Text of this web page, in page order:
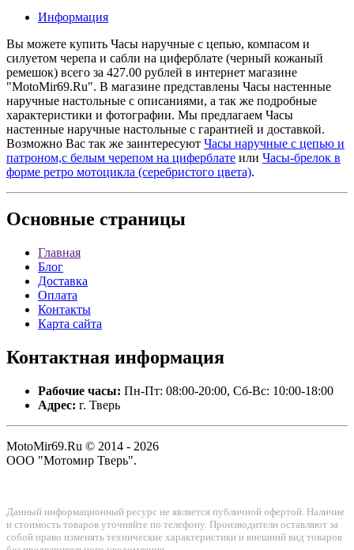
Информация
Вы можете купить Часы наручные с цепью, компасом и
силуетом черепа и сабли на циферблате (черный кожаный
ремешок) всего за 427.00 рублей в интернет магазине
"MotoMir69.Ru". В магазине представлены Часы настенные
наручные настольные с описаниями, а так же подробные
характеристики и фотографии. Мы предлагаем Часы
настенные наручные настольные с гарантией и доставкой.
Возможно Вас так же заинтересуют Часы наручные с цепью и
патроном,с белым черепом на циферблате или Часы-брелок в
форме ретро мотоцикла (серебристого цвета).
Основные страницы
Главная
Блог
Доставка
Оплата
Контакты
Карта сайта
Контактная информация
Рабочие часы: Пн-Пт: 08:00-20:00, Сб-Вс: 10:00-18:00
Адрес: г. Тверь
MotoMir69.Ru © 2014 - 2026
ООО "Мотомир Тверь".
Данный информационный ресурс не является публичной офертой. Наличие
и стоимость товаров уточняйте по телефону. Производители оставляют за
собой право изменять технические характеристики и внешний вид товаров